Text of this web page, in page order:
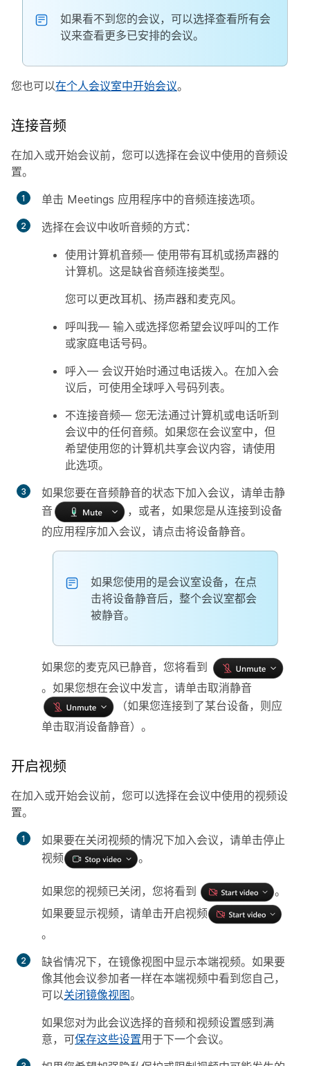
如果看不到您的会议，可以选择查看所有会
议来查看更多已安排的会议。
您也可以在个人会议室中开始会议。
连接音频
在加入或开始会议前，您可以选择在会议中使用的音频设
置。
单击 Meetings 应用程序中的音频连接选项。
选择在会议中收听音频的方式：
使用计算机音频— 使用带有耳机或扬声器的
计算机。这是缺省音频连接类型。
您可以更改耳机、扬声器和麦克风。
呼叫我— 输入或选择您希望会议呼叫的工作
或家庭电话号码。
呼入— 会议开始时通过电话拨入。在加入会
议后，可使用全球呼入号码列表。
不连接音频— 您无法通过计算机或电话听到
会议中的任何音频。如果您在会议室中，但
希望使用您的计算机共享会议内容，请使用
此选项。
如果您要在音频静音的状态下加入会议，请单击静
音
，或者，如果您是从连接到设备
的应用程序加入会议，请点击将设备静音。
如果您使用的是会议室设备，在点
击将设备静音后，整个会议室都会
被静音。
如果您的麦克风已静音，您将看到
。如果您想在会议中发言，请单击取消静音
（如果您连接到了某台设备，则应
单击取消设备静音）。
开启视频
在加入或开始会议前，您可以选择在会议中使用的视频设
置。
如果要在关闭视频的情况下加入会议，请单击停止
视频
。
如果您的视频已关闭，您将看到
。
如果要显示视频，请单击开启视频
。
缺省情况下，在镜像视图中显示本端视频。如果要
像其他会议参加者一样在本端视频中看到您自己，
可以关闭镜像视图。
如果您对为此会议选择的音频和视频设置感到满
意，可保存这些设置用于下一个会议。